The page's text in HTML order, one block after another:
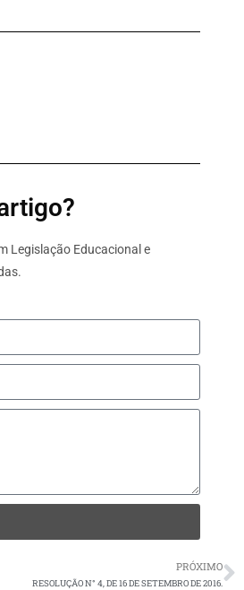
Legislação Educacional e
PRÓXIMO
RESOLUÇÃO N° 4, DE 16 DE SETEMBRO DE 2016.